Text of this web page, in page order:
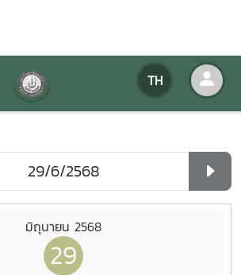
TH
รมของหน่วยงาน
ของหน่วยงาน
มิถุนายน 2568
29